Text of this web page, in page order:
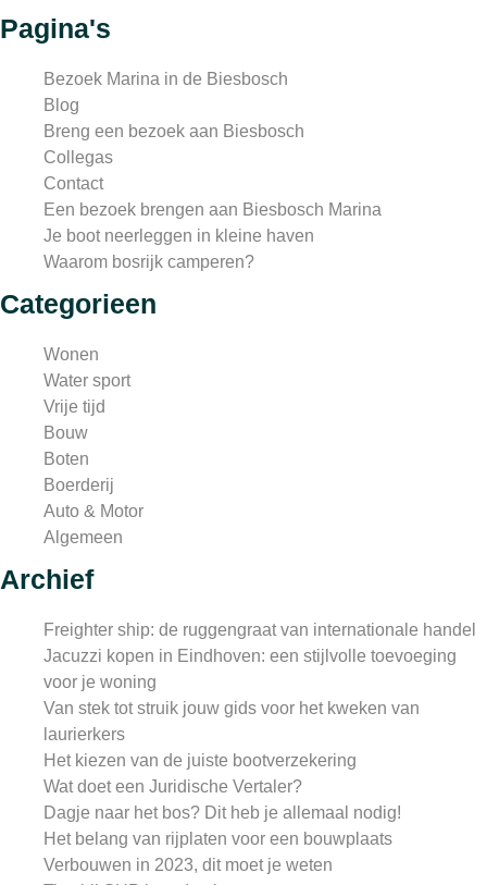
Pagina's
Bezoek Marina in de Biesbosch
Blog
Breng een bezoek aan Biesbosch
Collegas
Contact
Een bezoek brengen aan Biesbosch Marina
Je boot neerleggen in kleine haven
Waarom bosrijk camperen?
Categorieen
Wonen
Water sport
Vrije tijd
Bouw
Boten
Boerderij
Auto & Motor
Algemeen
Archief
Freighter ship: de ruggengraat van internationale handel
Jacuzzi kopen in Eindhoven: een stijlvolle toevoeging
voor je woning
Van stek tot struik jouw gids voor het kweken van
laurierkers
Het kiezen van de juiste bootverzekering
Wat doet een Juridische Vertaler?
Dagje naar het bos? Dit heb je allemaal nodig!
Het belang van rijplaten voor een bouwplaats
Verbouwen in 2023, dit moet je weten